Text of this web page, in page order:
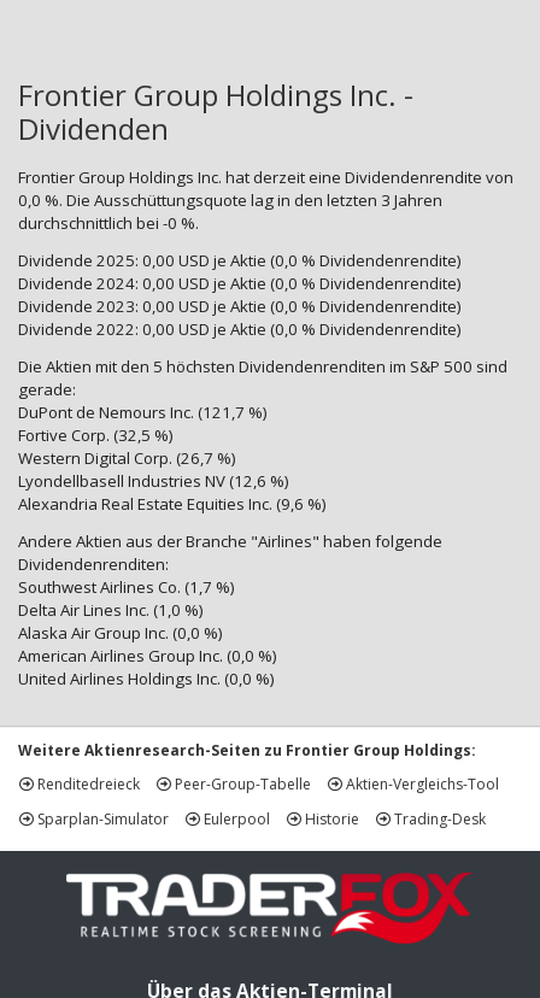
Frontier Group Holdings Inc. -
Dividenden
Frontier Group Holdings Inc. hat derzeit eine Dividendenrendite von
0,0 %. Die Ausschüttungsquote lag in den letzten 3 Jahren
durchschnittlich bei -0 %.
Dividende 2025: 0,00 USD je Aktie (0,0 % Dividendenrendite)
Dividende 2024: 0,00 USD je Aktie (0,0 % Dividendenrendite)
Dividende 2023: 0,00 USD je Aktie (0,0 % Dividendenrendite)
Dividende 2022: 0,00 USD je Aktie (0,0 % Dividendenrendite)
Die Aktien mit den 5 höchsten Dividendenrenditen im S&P 500 sind
gerade:
DuPont de Nemours Inc. (121,7 %)
Fortive Corp. (32,5 %)
Western Digital Corp. (26,7 %)
Lyondellbasell Industries NV (12,6 %)
Alexandria Real Estate Equities Inc. (9,6 %)
Andere Aktien aus der Branche "Airlines" haben folgende
Dividendenrenditen:
Southwest Airlines Co. (1,7 %)
Delta Air Lines Inc. (1,0 %)
Alaska Air Group Inc. (0,0 %)
American Airlines Group Inc. (0,0 %)
United Airlines Holdings Inc. (0,0 %)
Weitere Aktienresearch-Seiten zu Frontier Group Holdings:
Renditedreieck
Peer-Group-Tabelle
Aktien-Vergleichs-Tool
Sparplan-Simulator
Eulerpool Historie Trading-Desk
Über das Aktien-Terminal